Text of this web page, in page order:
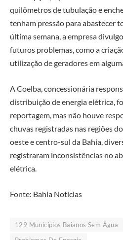
quilômetros de tubulação e
tenham pressão para abastecer
última semana, a empresa
futuros problemas, como a
utilização de geradores em
A Coelba, concessionária
distribuição de energia elétrica,
reportagem, mas não houve
chuvas registradas nas regiões
oeste e centro-sul da Bahia,
registraram inconsistências no
elétrica.
Fonte: Bahia Noticias
129 Municípios Baianos Sem Água